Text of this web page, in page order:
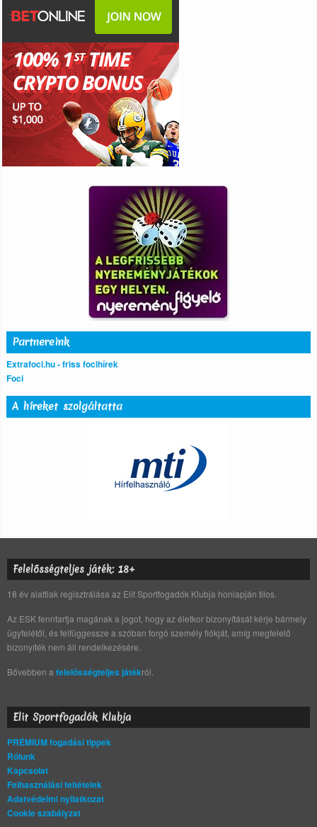
Partnereink
Extrafoci.hu - friss focihírek
Foci
A híreket szolgáltatta
Felelősségteljes játék: 18+
18 év alattiak regisztrálása az Elit Sportfogadók Klubja honlapján tilos.
Az ESK fenntartja magának a jogot, hogy az életkor bizonyítását kérje bármely
ügyfelétől, és felfüggessze a szóban forgó személy fiókját, amíg megfelelő
bizonyíték nem áll rendelkezésére.
Bővebben a felelősségteljes játékról.
Elit Sportfogadók Klubja
PRÉMIUM fogadási tippek
Rólunk
Kapcsolat
Felhasználási feltételek
Adatvédelmi nyilatkozat
Cookie szabályzat